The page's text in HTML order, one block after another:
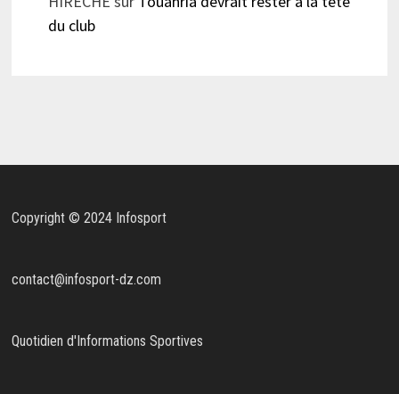
du club
Copyright © 2024 Infosport
contact@infosport-dz.com
Quotidien d'Informations Sportives